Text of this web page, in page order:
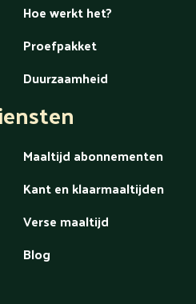
Hoe werkt het?
Proefpakket
Duurzaamheid
Maaltijd abonnementen
Kant en klaarmaaltijden
Verse maaltijd
Blog